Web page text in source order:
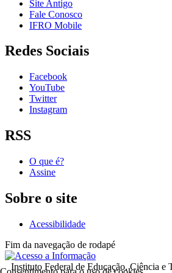
Site Antigo
Fale Conosco
IFRO Mobile
Redes Sociais
Facebook
YouTube
Twitter
Instagram
RSS
O que é?
Assine
Sobre o site
Acessibilidade
Fim da navegação de rodapé
Instituto Federal de Educação, Ciência e